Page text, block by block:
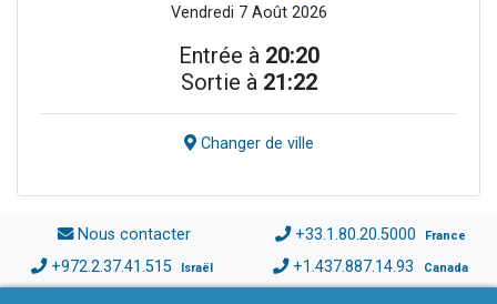
Vendredi 7 Août 2026
Entrée à 20:20
Sortie à 21:22
Changer de ville
Nous contacter +33.1.80.20.5000 France
+972.2.37.41.515 Israël +1.437.887.14.93 Canada